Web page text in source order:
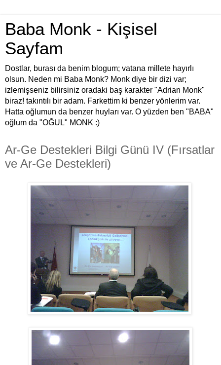
Baba Monk - Kişisel
Sayfam
Dostlar, burası da benim blogum; vatana millete hayırlı
olsun. Neden mi Baba Monk? Monk diye bir dizi var;
izlemişseniz bilirsiniz oradaki baş karakter "Adrian Monk"
biraz! takıntılı bir adam. Farkettim ki benzer yönlerim var.
Hatta oğlumun da benzer huyları var. O yüzden ben "BABA"
oğlum da "OĞUL" MONK :)
Ar-Ge Destekleri Bilgi Günü IV (Fırsatlar
ve Ar-Ge Destekleri)